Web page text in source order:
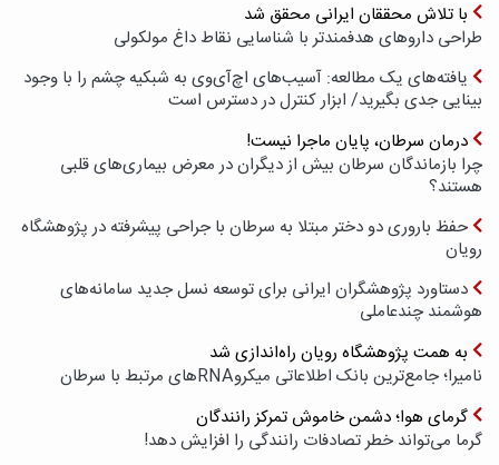
با تلاش محققان ایرانی محقق شد
طراحی داروهای هدفمندتر با شناسایی نقاط داغ مولکولی
یافته‌های یک مطالعه: آسیب‌های اچ‌آی‌وی به شبکیه چشم را با وجود
بینایی جدی بگیرید/ ابزار کنترل در دسترس است
درمان سرطان، پایان ماجرا نیست!
چرا بازماندگان سرطان بیش از دیگران در معرض بیماری‌های قلبی
هستند؟
حفظ باروری دو دختر مبتلا به سرطان با جراحی پیشرفته در پژوهشگاه
رویان
دستاورد پژوهشگران ایرانی برای توسعه نسل جدید سامانه‌های
هوشمند چندعاملی
به همت پژوهشگاه رویان راه‌اندازی شد
نامیرا؛ جامع‌ترین بانک اطلاعاتی میکروRNAهای مرتبط با سرطان
گرمای هوا؛ دشمن خاموش تمرکز رانندگان
گرما می‌تواند خطر تصادفات رانندگی را افزایش دهد!